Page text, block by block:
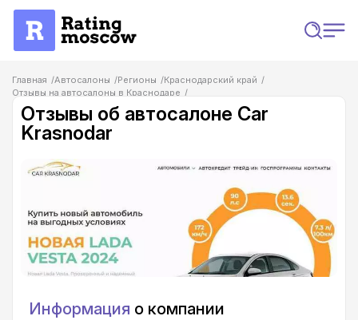
Главная Автосалоны Регионы
Краснодарский край
Отзывы на автосалоны в Краснодаре
Отзывы об автосалоне Car Krasnodar
Отзывы об автосалоне Car
Krasnodar
Информация о компании